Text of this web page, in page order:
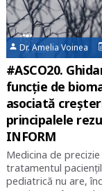
Dr. Amelia Voinea
#ASCO20.
funcție de
asociată
principalele
INFORM
Medicina de
tratamentul
pediatrică nu are,